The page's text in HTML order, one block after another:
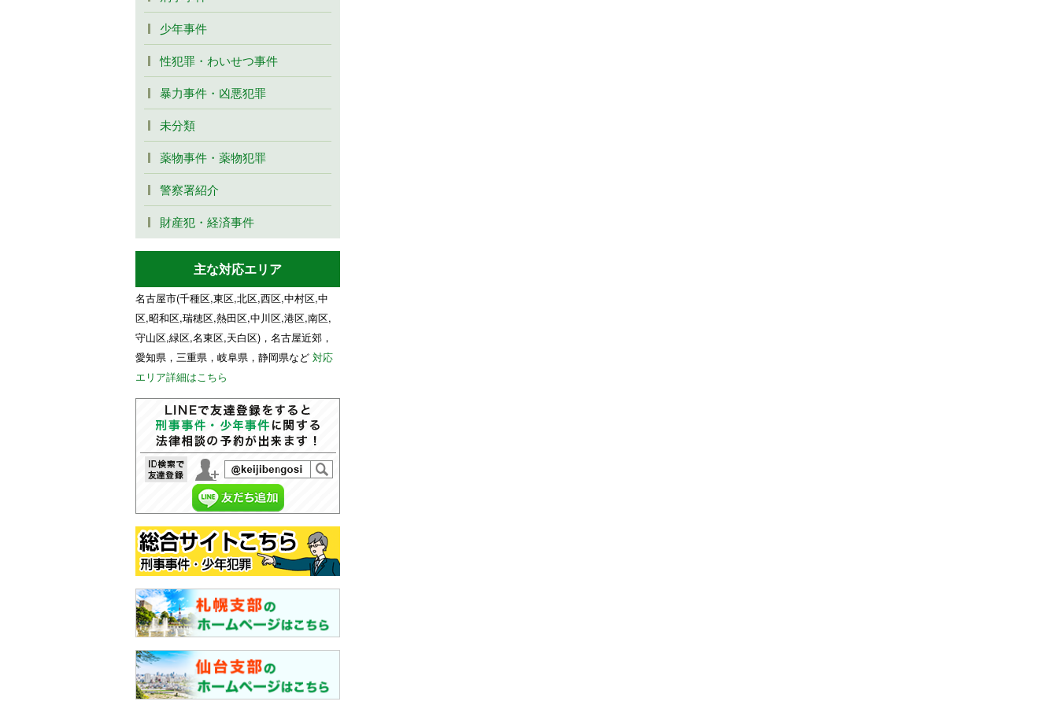
少年事件
性犯罪・わいせつ事件
暴力事件・凶悪犯罪
未分類
薬物事件・薬物犯罪
警察署紹介
財産犯・経済事件
主な対応エリア
名古屋市(千種区,東区,北区,西区,中村区,中
区,昭和区,瑞穂区,熱田区,中川区,港区,南区,
守山区,緑区,名東区,天白区)，名古屋近郊，
愛知県，三重県，岐阜県，静岡県など 対応
エリア詳細はこちら